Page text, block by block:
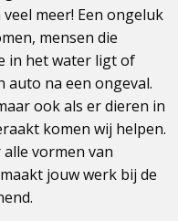
meer! Een ongeluk
mensen die
in het water ligt of
auto na een ongeval.
ook als er dieren in
komen wij helpen.
vormen van
jouw werk bij de